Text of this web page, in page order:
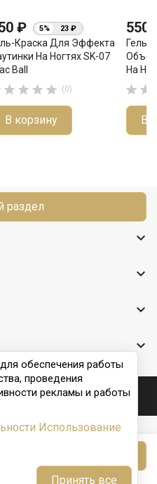
₽ 5% 23 ₽
Краска Для Эффекта
На Ногтях SK-07
Ball
    (0)
В корзину
550
Гель-
На
 
В
раздел




сайт
ногтей
обеспечения работы
проведения
рекламы и работы
Использование
Принять все